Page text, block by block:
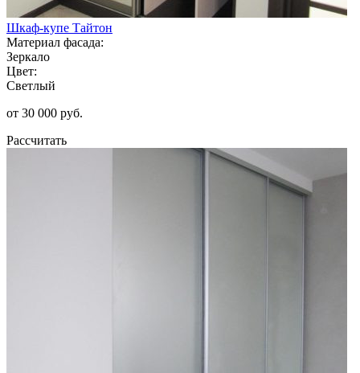
Шкаф-купе Тайтон
Материал фасада:
Зеркало
Цвет:
Светлый
от 30 000 руб.
Рассчитать